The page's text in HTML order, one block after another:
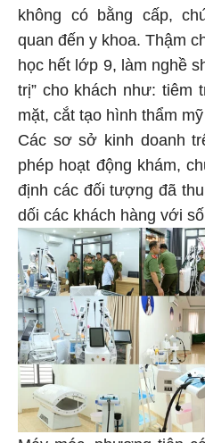
không có bằng cấp,
quan đến y khoa. Thậm
học hết lớp 9, làm nghề
trị” cho khách như: tiêm
mặt, cắt tạo hình thẩm
Các sơ sở kinh doanh
phép hoạt động khám,
định các đối tượng đã
dối các khách hàng với